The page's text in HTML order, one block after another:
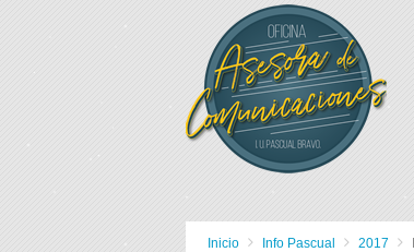
Inicio Info Pascual 2017